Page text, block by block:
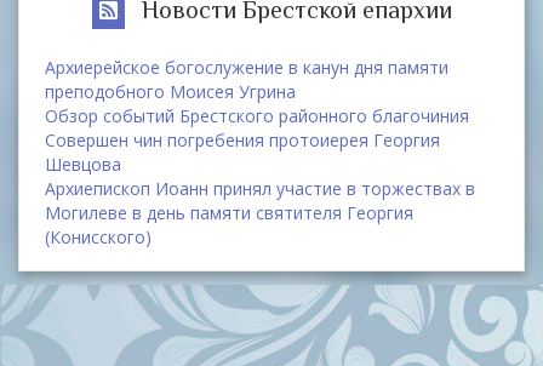
Новости Брестской епархии
Архиерейское богослужение в канун дня памяти
преподобного Моисея Угрина
Обзор событий Брестского районного благочиния
Совершен чин погребения протоиерея Георгия
Шевцова
Архиепископ Иоанн принял участие в торжествах в
Могилеве в день памяти святителя Георгия
(Конисского)